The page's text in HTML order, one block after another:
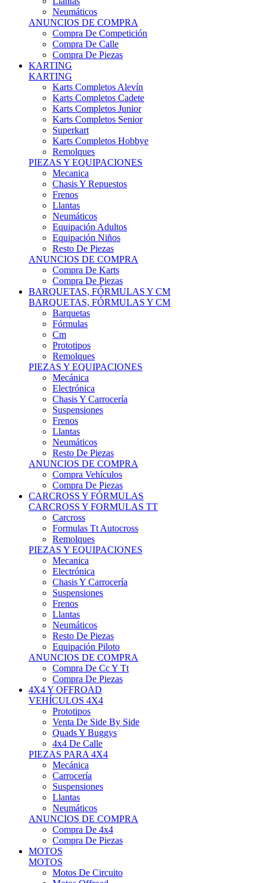
Neumáticos
ANUNCIOS DE COMPRA
Compra De Competición
Compra De Calle
Compra De Piezas
KARTING
KARTING
Karts Completos Alevín
Karts Completos Cadete
Karts Completos Junior
Karts Completos Senior
Superkart
Karts Completos Hobbye
Remolques
PIEZAS Y EQUIPACIONES
Mecanica
Chasis Y Repuestos
Frenos
Llantas
Neumáticos
Equipación Adultos
Equipación Niños
Resto De Piezas
ANUNCIOS DE COMPRA
Compra De Karts
Compra De Piezas
BARQUETAS, FÓRMULAS Y CM
BARQUETAS, FÓRMULAS Y CM
Barquetas
Fórmulas
Cm
Prototipos
Remolques
PIEZAS Y EQUIPACIONES
Mecánica
Electrónica
Chasis Y Carrocería
Suspensiones
Frenos
Llantas
Neumáticos
Resto De Piezas
ANUNCIOS DE COMPRA
Compra Vehículos
Compra De Piezas
CARCROSS Y FÓRMULAS
CARCROSS Y FORMULAS TT
Carcross
Formulas Tt Autocross
Remolques
PIEZAS Y EQUIPACIONES
Mecanica
Electrónica
Chasis Y Carrocería
Suspensiones
Frenos
Llantas
Neumáticos
Resto De Piezas
Equipación Piloto
ANUNCIOS DE COMPRA
Compra De Cc Y Tt
Compra De Piezas
4X4 Y OFFROAD
VEHÍCULOS 4X4
Prototipos
Venta De Side By Side
Quads Y Buggys
4x4 De Calle
PIEZAS PARA 4X4
Mecánica
Carrocería
Suspensiones
Llantas
Neumáticos
ANUNCIOS DE COMPRA
Compra De 4x4
Compra De Piezas
MOTOS
MOTOS
Motos De Circuito